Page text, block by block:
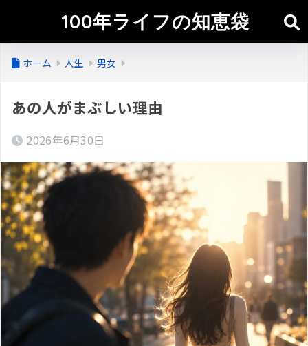
100年ライフの知恵袋
ホーム 人生 男女
あの人がまぶしい理由
2026年6月30日